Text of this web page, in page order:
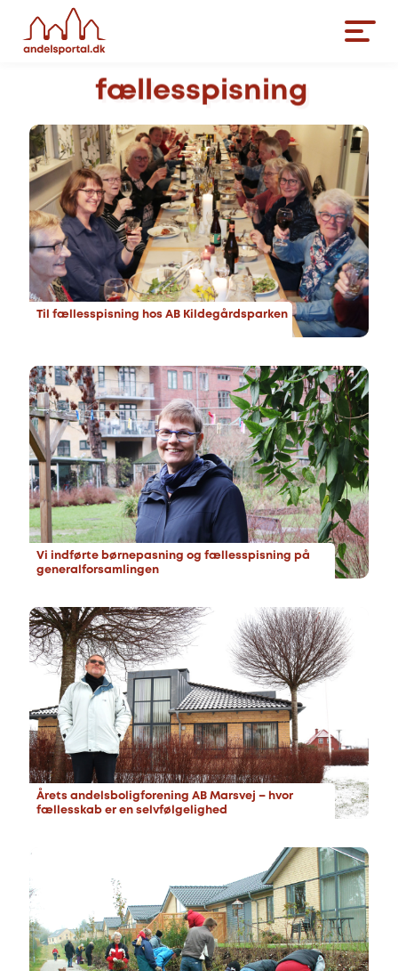
fællesspisning
Til fællesspisning hos AB Kildegårdsparken
Vi indførte børnepasning og fællesspisning på
generalforsamlingen
Årets andelsboligforening AB Marsvej – hvor
fællesskab er en selvfølgelighed